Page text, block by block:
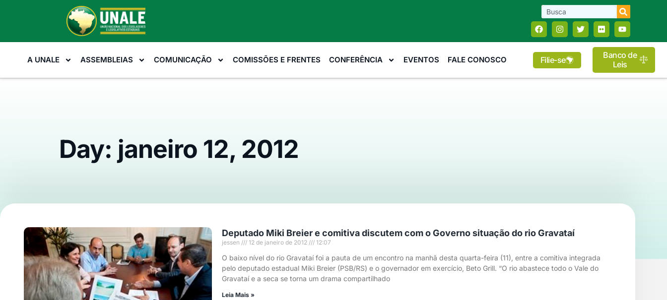
A UNALE ASSEMBLEIAS COMUNICAÇÃO COMISSÕES E FRENTES CONFERÊNCIA EVENTOS FALE CONOSCO Filie-se
Banco de
Leis
Day: janeiro 12, 2012
Deputado Miki Breier e comitiva discutem com o Governo situação do rio Gravataí
jessen 12 de janeiro de 2012 12:07
O baixo nível do rio Gravataí foi a pauta de um encontro na manhã desta quarta-feira (11), entre a comitiva integrada
pelo deputado estadual Miki Breier (PSB/RS) e o governador em exercício, Beto Grill. “O rio abastece todo o Vale do
Gravataí e a seca se torna um drama compartilhado
Leia Mais »